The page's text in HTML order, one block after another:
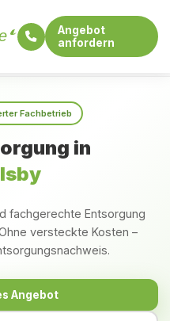
Angebot
anfordern
Fachbetrieb
in
fachgerechte Entsorgung
versteckte Kosten –
Angebot